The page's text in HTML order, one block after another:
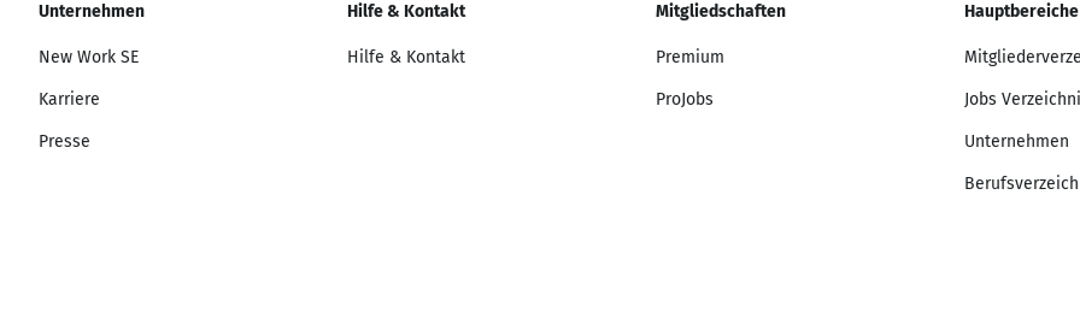
Unternehmen
New Work SE
Karriere
Presse
Hilfe & Kontakt
Hilfe & Kontakt
Mitgliedschaften
Premium
ProJobs
Hauptbereiche
Jobs
Unternehmen